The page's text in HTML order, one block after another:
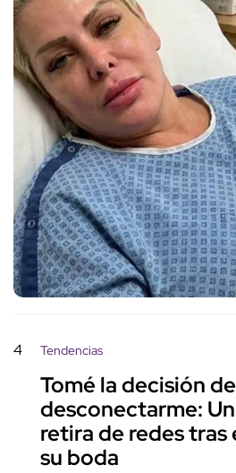
4 Tendencias
Tomé la decisión de
desconectarme:
retira de redes tras
su boda